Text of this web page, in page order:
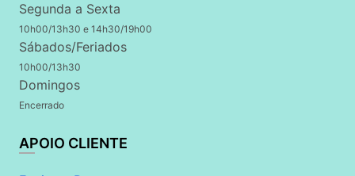
Segunda a Sexta
10h00/13h30 e 14h30/19h00
Sábados/Feriados
10h00/13h30
Domingos
Encerrado
APOIO CLIENTE